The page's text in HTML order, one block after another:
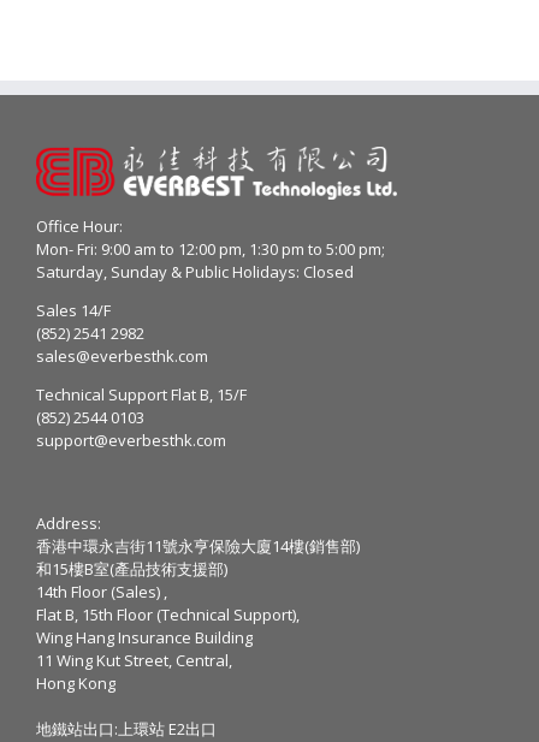
Office Hour:
Mon- Fri: 9:00 am to 12:00 pm, 1:30 pm to 5:00 pm;
Saturday, Sunday & Public Holidays: Closed
Sales 14/F
(852) 2541 2982
sales@everbesthk.com
Technical Support Flat B, 15/F
(852) 2544 0103
support@everbesthk.com
Address:
香港中環永吉街11號永亨保險大廈14樓(銷售部)
和15樓B室(產品技術支援部)
14th Floor (Sales) ,
Flat B, 15th Floor (Technical Support),
Wing Hang Insurance Building
11 Wing Kut Street, Central,
Hong Kong
地鐵站出口:上環站 E2出口